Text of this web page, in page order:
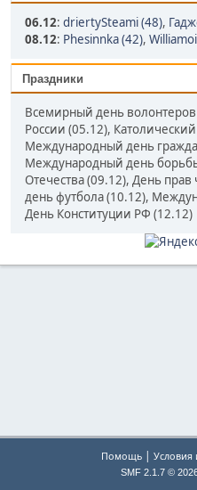
06.12: driertySteami (48),
08.12: Phesinnka (42),
Праздники
Всемирный день
России (05.12),
Международный день
Международный день
Отечества (09.12), День
день футбола (10.12),
День Конституции РФ (12.12)
Помощь | Условия
SMF 2.1.7 ©